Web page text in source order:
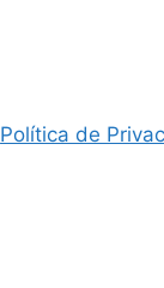
Política de